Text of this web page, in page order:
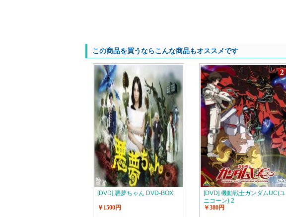
この商品を買うならこんな商品もオススメです
[DVD] 悪夢ちゃん DVD-BOX
￥1500円
[DVD] 機動戦士ガンダムUC(ユ
ニコーン) 2
￥380円